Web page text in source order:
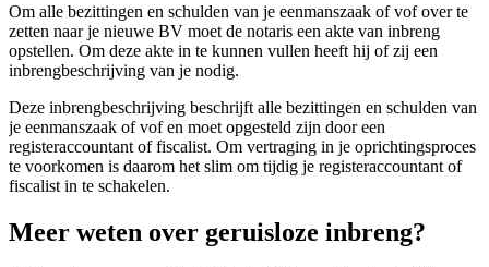
Om alle bezittingen en schulden van je eenmanszaak of vof over te
zetten naar je nieuwe BV moet de notaris een akte van inbreng
opstellen. Om deze akte in te kunnen vullen heeft hij of zij een
inbrengbeschrijving van je nodig.
Deze inbrengbeschrijving beschrijft alle bezittingen en schulden van
je eenmanszaak of vof en moet opgesteld zijn door een
registeraccountant of fiscalist. Om vertraging in je oprichtingsproces
te voorkomen is daarom het slim om tijdig je registeraccountant of
fiscalist in te schakelen.
Meer weten over geruisloze inbreng?